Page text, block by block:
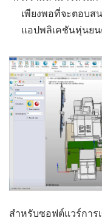
เพียงพอที่จะตอบส
แอปพลิเคชันหุ่นย
สำหรับซอฟต์แวร์กา